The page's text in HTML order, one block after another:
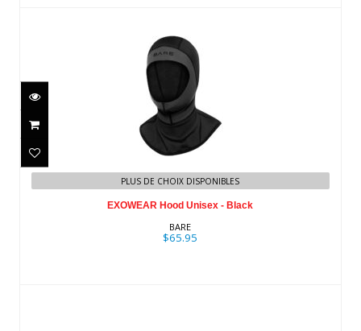
EXOWEAR Hood Unisex - Black
$65.95
PLUS DE CHOIX DISPONIBLES
EXOWEAR Hood Unisex - Black
BARE
$65.95